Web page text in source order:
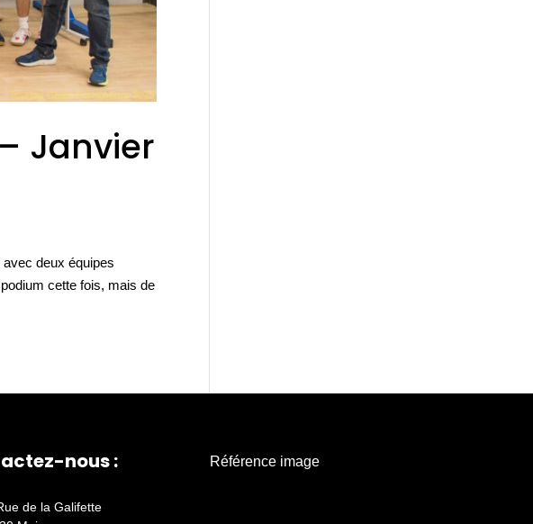
Janvier
deux équipes
cette fois, mais de
nous :
de la Galifette
Référence image